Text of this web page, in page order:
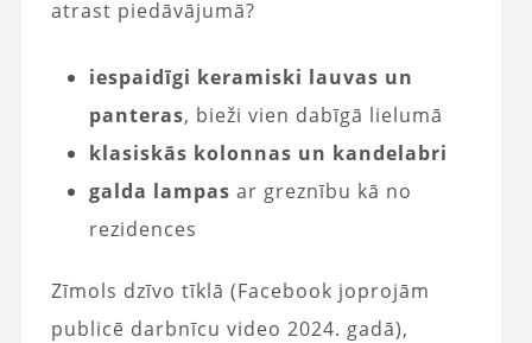
atrast piedāvājumā?
iespaidīgi keramiski lauvas un
panteras, bieži vien dabīgā lielumā
klasiskās kolonnas un kandelabri
galda lampas ar greznību kā no
rezidences
Zīmols dzīvo tīklā (Facebook joprojām
publicē darbnīcu video 2024. gadā),